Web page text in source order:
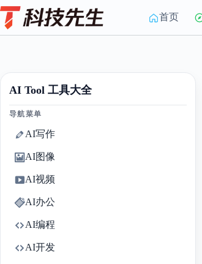
Skip
to
content
首页
AI Tool 工具大全
导航菜单
AI写作
AI图像
AI视频
AI办公
AI编程
AI开发